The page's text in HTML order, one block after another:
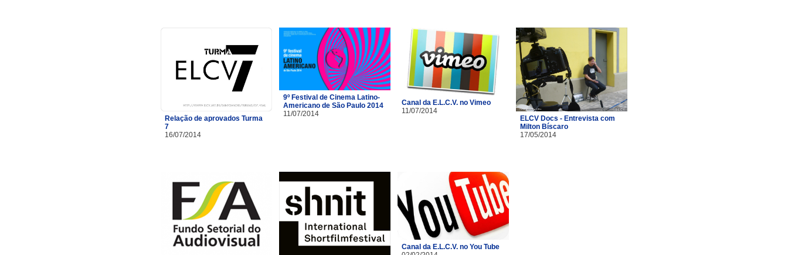
Relação de aprovados Turma
7
16/07/2014
9º Festival de Cinema Latino-
Americano de São Paulo 2014
11/07/2014
Canal da E.L.C.V. no Vimeo
11/07/2014
ELCV Docs - Entrevista com
Milton Bíscaro
17/05/2014
Canal da E.L.C.V. no You Tube